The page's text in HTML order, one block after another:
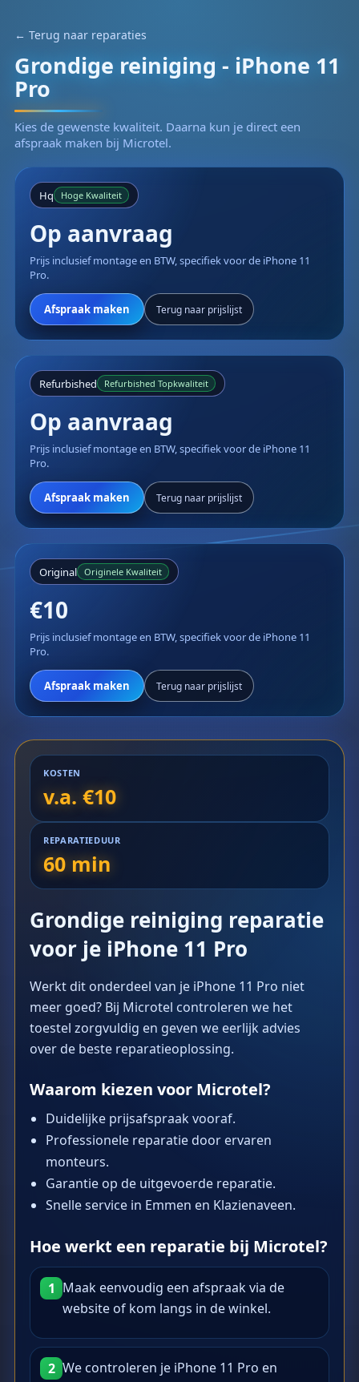
← Terug naar reparaties
Grondige reiniging - iPhone 11
Pro
Kies de gewenste kwaliteit. Daarna kun je direct een
afspraak maken bij Microtel.
Hq Hoge Kwaliteit
Op aanvraag
Prijs inclusief montage en BTW, specifiek voor de iPhone 11
Pro.
Afspraak maken Terug naar prijslijst
Refurbished Refurbished Topkwaliteit
Op aanvraag
Prijs inclusief montage en BTW, specifiek voor de iPhone 11
Pro.
Afspraak maken Terug naar prijslijst
Original Originele Kwaliteit
€10
Prijs inclusief montage en BTW, specifiek voor de iPhone 11
Pro.
Afspraak maken Terug naar prijslijst
KOSTEN
v.a. €10
REPARATIEDUUR
60 min
Grondige reiniging reparatie
voor je iPhone 11 Pro
Werkt dit onderdeel van je iPhone 11 Pro niet
meer goed? Bij Microtel controleren we het
toestel zorgvuldig en geven we eerlijk advies
over de beste reparatieoplossing.
Waarom kiezen voor Microtel?
Duidelijke prijsafspraak vooraf.
Professionele reparatie door ervaren
monteurs.
Garantie op de uitgevoerde reparatie.
Snelle service in Emmen en Klazienaveen.
Hoe werkt een reparatie bij Microtel?
1 Maak eenvoudig een afspraak via de
website of kom langs in de winkel.
2 We controleren je iPhone 11 Pro en